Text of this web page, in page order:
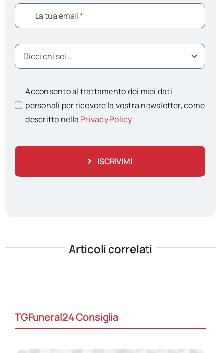
Acconsento al trattamento dei miei dati
personali per ricevere la vostra newsletter, come
descritto nella Privacy Policy
ISCRIVIMI
Articoli correlati
TGFuneral24 Consiglia